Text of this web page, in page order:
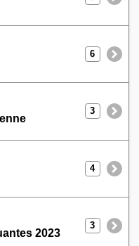
6
3
4
2023
3